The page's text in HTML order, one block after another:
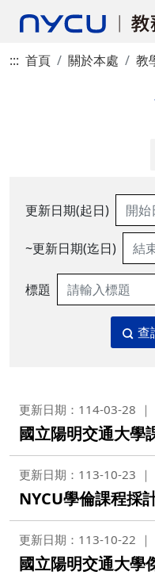
::: 首頁 關於本處 教
更新日期(起日)
~更新日期(迄日)
標題
查
更新日期：114-03-28
國立陽明交通大學
更新日期：113-10-23
NYCU學倫課程採
更新日期：113-10-22
國立陽明交通大學